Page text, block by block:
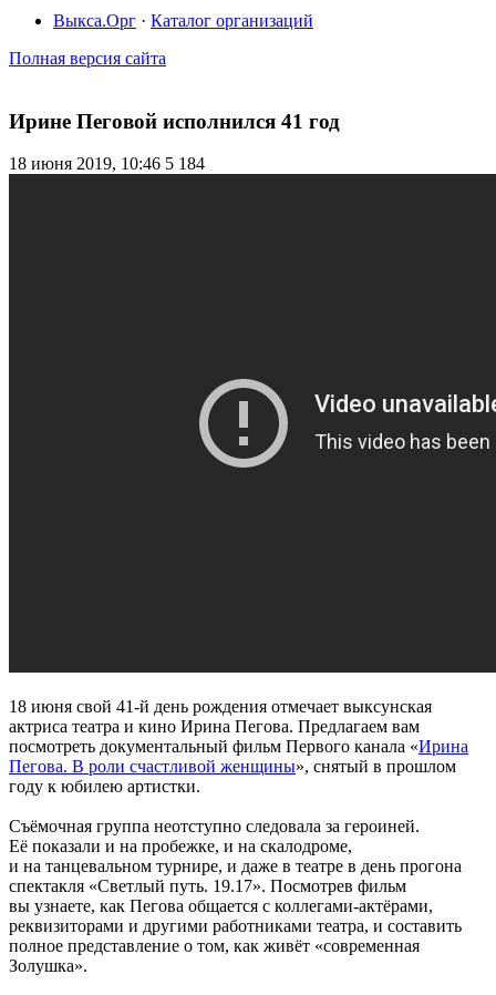
Выкса.Орг · Каталог организаций
Полная версия сайта
Ирине Пеговой исполнился 41 год
18 июня 2019, 10:46 5 184
18 июня свой 41-й день рождения отмечает выксунская
актриса театра и кино Ирина Пегова. Предлагаем вам
посмотреть документальный фильм Первого канала «Ирина
Пегова. В роли счастливой женщины», снятый в прошлом
году к юбилею артистки.
Съёмочная группа неотступно следовала за героиней.
Её показали и на пробежке, и на скалодроме,
и на танцевальном турнире, и даже в театре в день прогона
спектакля «Светлый путь. 19.17». Посмотрев фильм
вы узнаете, как Пегова общается с коллегами-актёрами,
реквизиторами и другими работниками театра, и составить
полное представление о том, как живёт «современная
Золушка».